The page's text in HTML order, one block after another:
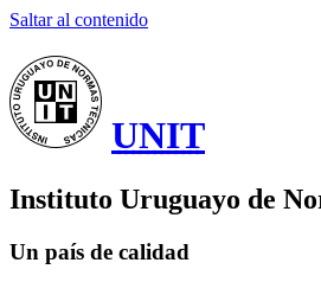
Saltar al contenido
UNIT
Instituto Uruguayo de
Un país de calidad